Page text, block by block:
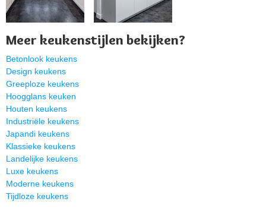
Meer keukenstijlen bekijken?
Betonlook keukens
Design keukens
Greeploze keukens
Hoogglans keuken
Houten keukens
Industriële keukens
Japandi keukens
Klassieke keukens
Landelijke keukens
Luxe keukens
Moderne keukens
Tijdloze keukens